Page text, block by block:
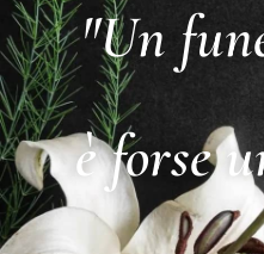
"Un
è forse